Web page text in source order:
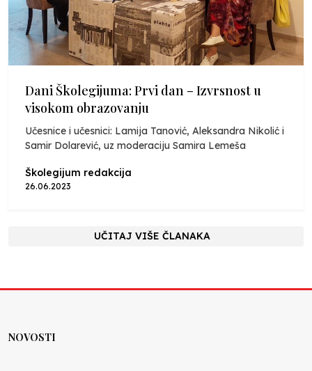
Dani Školegijuma: Prvi dan – Izvrsnost u
visokom obrazovanju
Učesnice i učesnici: Lamija Tanović, Aleksandra Nikolić i
Samir Dolarević, uz moderaciju Samira Lemeša
Školegijum redakcija
26.06.2023
UČITAJ VIŠE ČLANAKA
NOVOSTI